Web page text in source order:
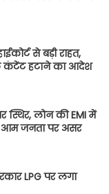
से बड़ी राहत,
कंटेंट हटाने का आदेश
स्थिर, लोन की EMI में
आम जनता पर असर
LPG पर लगा